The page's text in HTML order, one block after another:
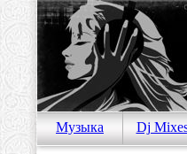
Музыка Dj